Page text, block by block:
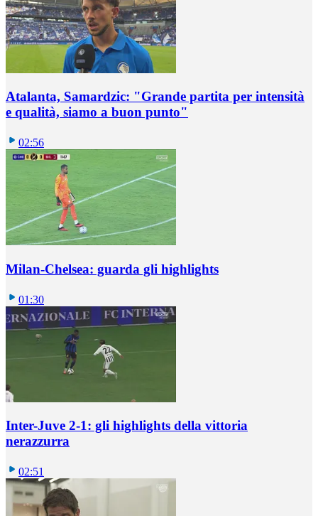
Atalanta, Samardzic: "Grande partita per intensità
e qualità, siamo a buon punto"
02:56
Milan-Chelsea: guarda gli highlights
01:30
Inter-Juve 2-1: gli highlights della vittoria
nerazzurra
02:51